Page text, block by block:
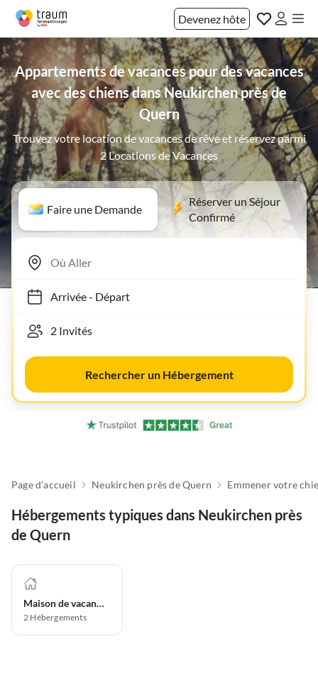
Devenez hôte
Appartements de vacances pour des vacances
avec des chiens dans Neukirchen près de
Quern
Trouvez votre location de vacances de rêve et réservez parmi
2 Locations de Vacances
Faire une Demande
Réserver un Séjour
Confirmé
Arrivée- Départ
Rechercher un Hébergement
Page d'accueil Neukirchen près de Quern
Hébergements typiques dans Neukirchen près
de Quern
Maison de vacances
2 Hébergements